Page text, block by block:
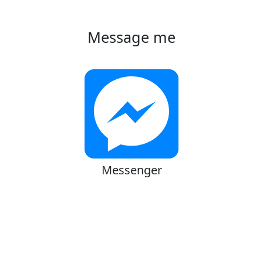
Message me
Messenger